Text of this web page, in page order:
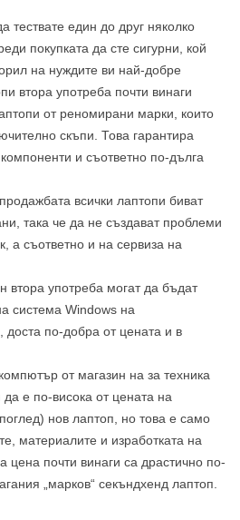
тествате един до друг няколко
покупката да сте сигурни, кой
на нуждите ви най-добре
втора употреба почти винаги
от реномирани марки, които
скъпи. Това гарантира
и съответно по-дълга
всички лаптопи биват
така че да не създават проблеми
а съответно и на сервиза на
втора употреба могат да бъдат
система Windows на
по-добра от цената и в
от магазин на за техника
е по-висока от цената на
нов лаптоп, но това е само
материалите и изработката на
цена почти винаги са драстично по-
„марков“ секъндхенд лаптоп.